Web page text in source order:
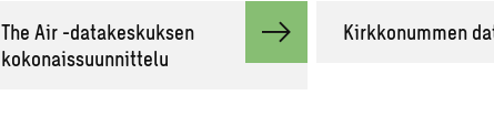
The Air -datakeskuksen
kokonaissuunnittelu
Kirkkonummen